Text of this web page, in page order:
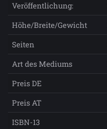
Veröffentlichung:
Höhe/Breite/Gewicht
Seiten
Art des Mediums
Preis DE
Preis AT
ISBN-13